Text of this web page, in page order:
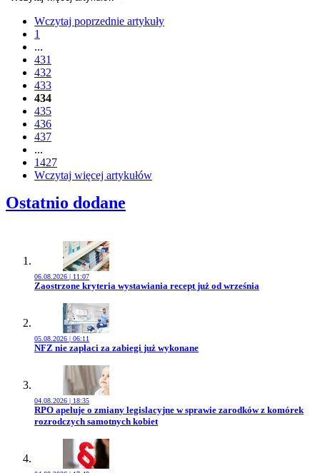
Wczytaj poprzednie artykuły
1
...
431
432
433
434
435
436
437
...
1427
Wczytaj więcej artykułów
Ostatnio dodane
06.08.2026 | 11:07
Przejdź do artykułu:
Zaostrzone kryteria wystawiania recept już od września
05.08.2026 | 06:11
Przejdź do artykułu:
NFZ nie zapłaci za zabiegi już wykonane
04.08.2026 | 18:35
Przejdź do artykułu:
RPO apeluje o zmiany legislacyjne w sprawie zarodków z komórek
rozrodczych samotnych kobiet